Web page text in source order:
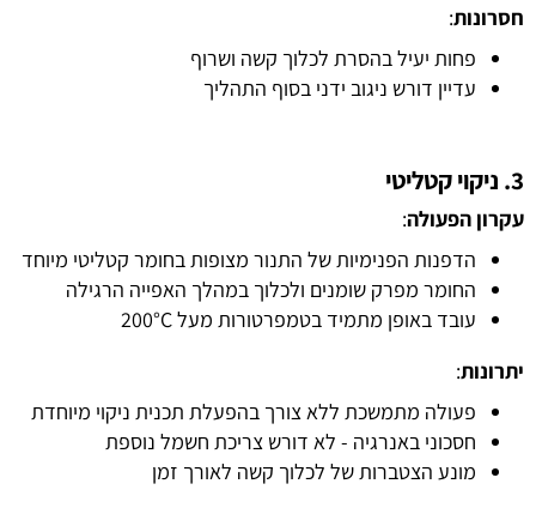
חסרונות:
פחות יעיל בהסרת לכלוך קשה ושרוף
עדיין דורש ניגוב ידני בסוף התהליך
3. ניקוי קטליטי
עקרון הפעולה:
הדפנות הפנימיות של התנור מצופות בחומר קטליטי מיוחד
החומר מפרק שומנים ולכלוך במהלך האפייה הרגילה
עובד באופן מתמיד בטמפרטורות מעל 200°C
יתרונות:
פעולה מתמשכת ללא צורך בהפעלת תכנית ניקוי מיוחדת
חסכוני באנרגיה - לא דורש צריכת חשמל נוספת
מונע הצטברות של לכלוך קשה לאורך זמן